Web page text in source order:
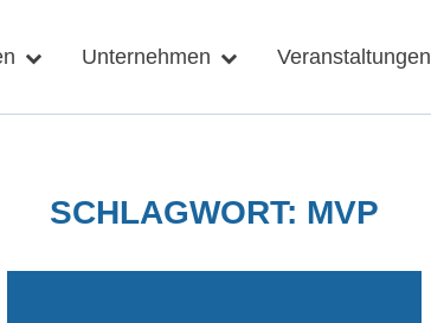
Unternehmen Veranstaltungen
SCHLAGWORT: MVP